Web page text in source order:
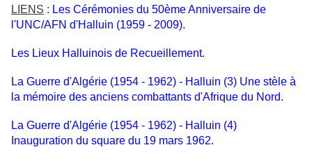
LIENS : Les Cérémonies du 50ème Anniversaire de
l'UNC/AFN d'Halluin (1959 - 2009).
Les Lieux Halluinois de Recueillement.
La Guerre d'Algérie (1954 - 1962) - Halluin (3) Une stèle à
la mémoire des anciens combattants d'Afrique du Nord.
La Guerre d'Algérie (1954 - 1962) - Halluin (4)
Inauguration du square du 19 mars 1962.